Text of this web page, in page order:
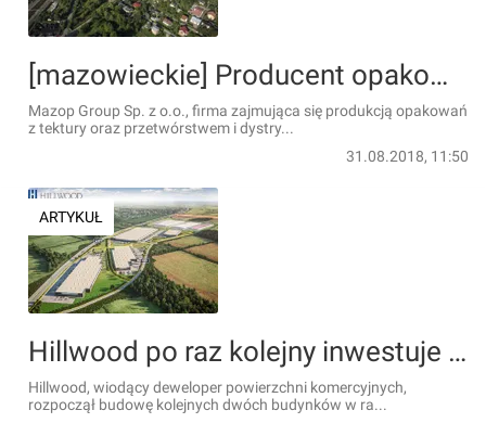
[mazowieckie] Producent opakowań wybrał Hillwood Pruszków
Mazop Group Sp. z o.o., firma zajmująca się produkcją opakowań
z tektury oraz przetwórstwem i dystry...
31.08.2018, 11:50
ARTYKUŁ
Hillwood po raz kolejny inwestuje pod Wrocławiem
Hillwood, wiodący deweloper powierzchni komercyjnych,
rozpoczął budowę kolejnych dwóch budynków w ra...